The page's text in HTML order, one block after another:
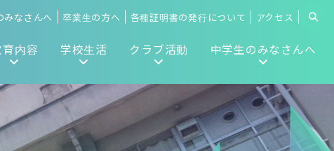
内容 学校生活 クラブ活動 中学生のみなさんへ
みなさんへ 卒業生の方へ 各種証明書の発行について アクセス